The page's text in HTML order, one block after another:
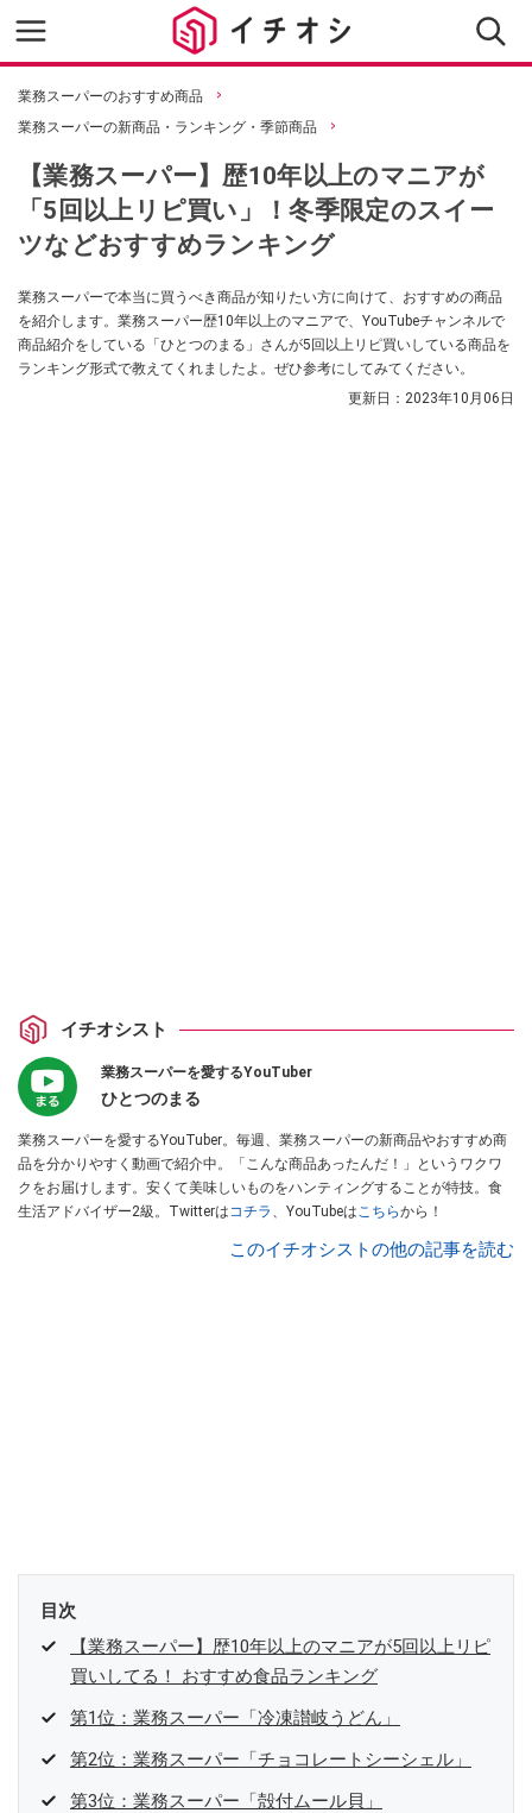
業務スーパーのおすすめ商品
業務スーパーの新商品・ランキング・季節商品
【業務スーパー】歴10年以上のマニアが
「5回以上リピ買い」！冬季限定のスイー
ツなどおすすめランキング
業務スーパーで本当に買うべき商品が知りたい方に向けて、おすすめの商品
を紹介します。業務スーパー歴10年以上のマニアで、YouTubeチャンネルで
商品紹介をしている「ひとつのまる」さんが5回以上リピ買いしている商品を
ランキング形式で教えてくれましたよ。ぜひ参考にしてみてください。
更新日： 2023年10月06日
イチオシスト
業務スーパーを愛するYouTuber
ひとつのまる
業務スーパーを愛するYouTuber。毎週、業務スーパーの新商品やおすすめ商
品を分かりやすく動画で紹介中。「こんな商品あったんだ！」というワクワ
クをお届けします。安くて美味しいものをハンティングすることが特技。食
生活アドバイザー2級。Twitterはコチラ 、YouTubeはこちらから！
このイチオシストの他の記事を読む
目次
【業務スーパー】歴10年以上のマニアが5回以上リピ
買いしてる！ おすすめ食品ランキング
第1位：業務スーパー「冷凍讃岐うどん」
第2位：業務スーパー「チョコレートシーシェル」
第3位：業務スーパー「殻付ムール貝」